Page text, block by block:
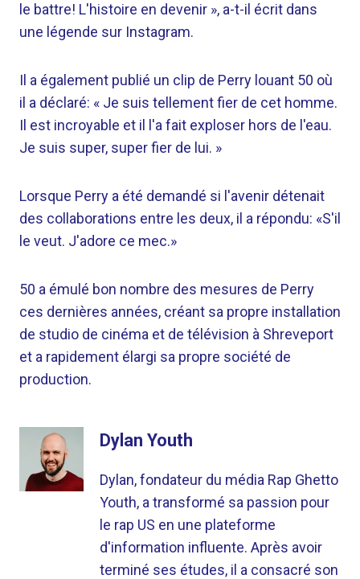
le battre! L'histoire en devenir », a-t-il écrit dans
une légende sur Instagram.
Il a également publié un clip de Perry louant 50 où
il a déclaré: « Je suis tellement fier de cet homme.
Il est incroyable et il l'a fait exploser hors de l'eau.
Je suis super, super fier de lui. »
Lorsque Perry a été demandé si l'avenir détenait
des collaborations entre les deux, il a répondu: «S'il
le veut. J'adore ce mec.»
50 a émulé bon nombre des mesures de Perry
ces dernières années, créant sa propre installation
de studio de cinéma et de télévision à Shreveport
et a rapidement élargi sa propre société de
production.
Dylan Youth
Dylan, fondateur du média Rap Ghetto
Youth, a transformé sa passion pour
le rap US en une plateforme
d'information influente. Après avoir
terminé ses études, il a consacré son